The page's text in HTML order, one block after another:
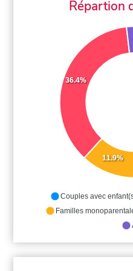
Répartion
11.9%
36.4%
Couples avec
Familles